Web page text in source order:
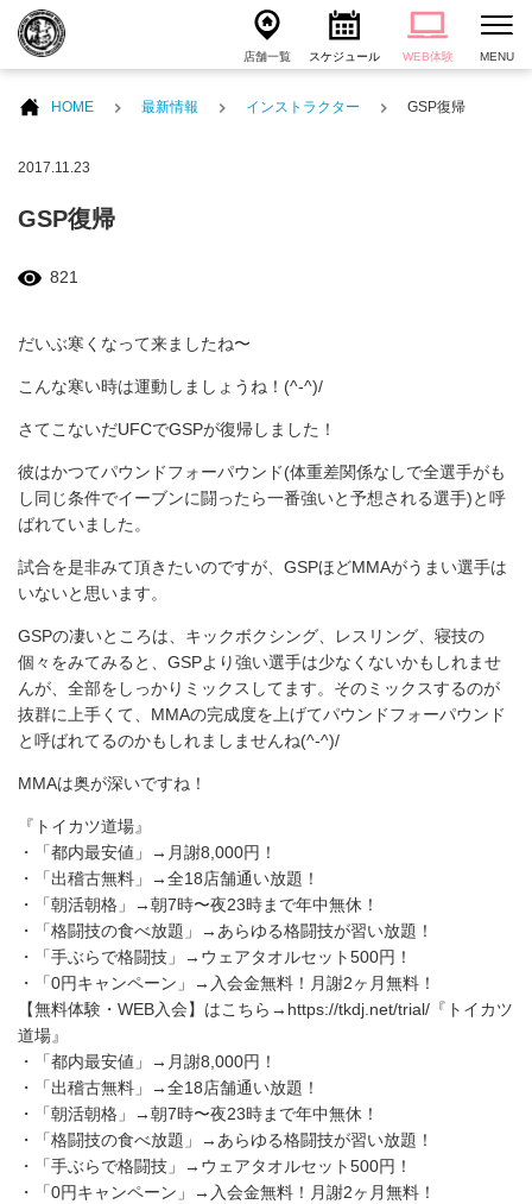
店舗一覧 スケジュール WEB体験 MENU
HOME 最新情報 インストラクター GSP復帰
2017.11.23
GSP復帰
821
だいぶ寒くなって来ましたね〜
こんな寒い時は運動しましょうね！(^-^)/
さてこないだUFCでGSPが復帰しました！
彼はかつてパウンドフォーパウンド(体重差関係なしで全選手がも
し同じ条件でイーブンに闘ったら一番強いと予想される選手)と呼
ばれていました。
試合を是非みて頂きたいのですが、GSPほどMMAがうまい選手は
いないと思います。
GSPの凄いところは、キックボクシング、レスリング、寝技の
個々をみてみると、GSPより強い選手は少なくないかもしれませ
んが、全部をしっかりミックスしてます。そのミックスするのが
抜群に上手くて、MMAの完成度を上げてパウンドフォーパウンド
と呼ばれてるのかもしれましませんね(^-^)/
MMAは奥が深いですね！
『トイカツ道場』
・「都内最安値」→月謝8,000円！
・「出稽古無料」→全18店舗通い放題！
・「朝活朝格」→朝7時〜夜23時まで年中無休！
・「格闘技の食べ放題」→あらゆる格闘技が習い放題！
・「手ぶらで格闘技」→ウェアタオルセット500円！
・「0円キャンペーン」→入会金無料！月謝2ヶ月無料！
【無料体験・WEB入会】はこちら→https://tkdj.net/trial/『トイカツ
道場』
・「都内最安値」→月謝8,000円！
・「出稽古無料」→全18店舗通い放題！
・「朝活朝格」→朝7時〜夜23時まで年中無休！
・「格闘技の食べ放題」→あらゆる格闘技が習い放題！
・「手ぶらで格闘技」→ウェアタオルセット500円！
・「0円キャンペーン」→入会金無料！月謝2ヶ月無料！